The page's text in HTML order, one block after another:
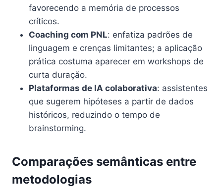
favorecendo a memória de processos
críticos.
Coaching com PNL: enfatiza padrões de
linguagem e crenças limitantes; a aplicação
prática costuma aparecer em workshops de
curta duração.
Plataformas de IA colaborativa: assistentes
que sugerem hipóteses a partir de dados
históricos, reduzindo o tempo de
brainstorming.
Comparações semânticas entre
metodologias